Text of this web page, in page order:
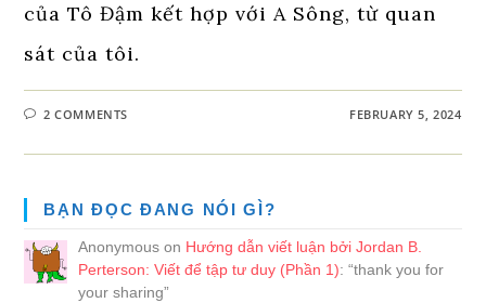
của Tô Đậm kết hợp với A Sông, từ quan
sát của tôi.
2 COMMENTS FEBRUARY 5, 2024
BẠN ĐỌC ĐANG NÓI GÌ?
Anonymous on Hướng dẫn viết luận bởi Jordan B.
Perterson: Viết để tập tư duy (Phần 1): “thank you for
your sharing”